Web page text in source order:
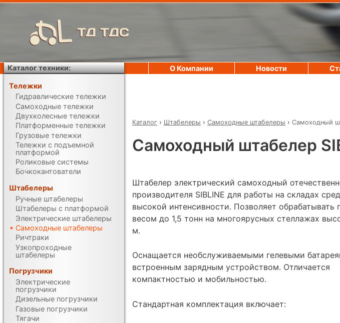
ТД ТДС
Каталог › Штабелеры › Самоходные штабелеры › Самоходный
Самоходный штабелер
Штабелер электрический самоходный
производителя SIBLINE для работы на складах
высокой интенсивности. Позволяет обрабатывать
весом до 1,5 тонн на многоярусных стеллажах
м.
Оснащается необслуживаемыми гелевыми
встроенным зарядным устройством. Отличается
компактностью и мобильностью.
Cтандартная комплектация включает:
О Компании Новости
Каталог техники:
Тележки
Гидравлические тележки
Самоходные тележки
Двухколесные тележки
Платформенные тележки
Грузовые тележки
Тележки с подъемной
платформой
Роликовые системы
Бочкокантователи
Штабелеры
Ручные штабелеры
Штабелеры с платформой
Электрические штабелеры
Самоходные штабелеры
Ричтраки
Узкопроходные
штабелеры
Погрузчики
Электрические
погрузчики
Дизельные погрузчики
Газовые погрузчики
Тягачи